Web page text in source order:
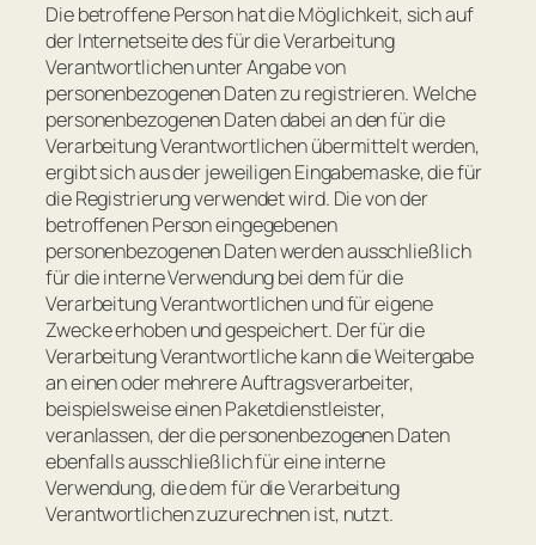
Die betroffene Person hat die Möglichkeit, sich auf
der Internetseite des für die Verarbeitung
Verantwortlichen unter Angabe von
personenbezogenen Daten zu registrieren. Welche
personenbezogenen Daten dabei an den für die
Verarbeitung Verantwortlichen übermittelt werden,
ergibt sich aus der jeweiligen Eingabemaske, die für
die Registrierung verwendet wird. Die von der
betroffenen Person eingegebenen
personenbezogenen Daten werden ausschließlich
für die interne Verwendung bei dem für die
Verarbeitung Verantwortlichen und für eigene
Zwecke erhoben und gespeichert. Der für die
Verarbeitung Verantwortliche kann die Weitergabe
an einen oder mehrere Auftragsverarbeiter,
beispielsweise einen Paketdienstleister,
veranlassen, der die personenbezogenen Daten
ebenfalls ausschließlich für eine interne
Verwendung, die dem für die Verarbeitung
Verantwortlichen zuzurechnen ist, nutzt.